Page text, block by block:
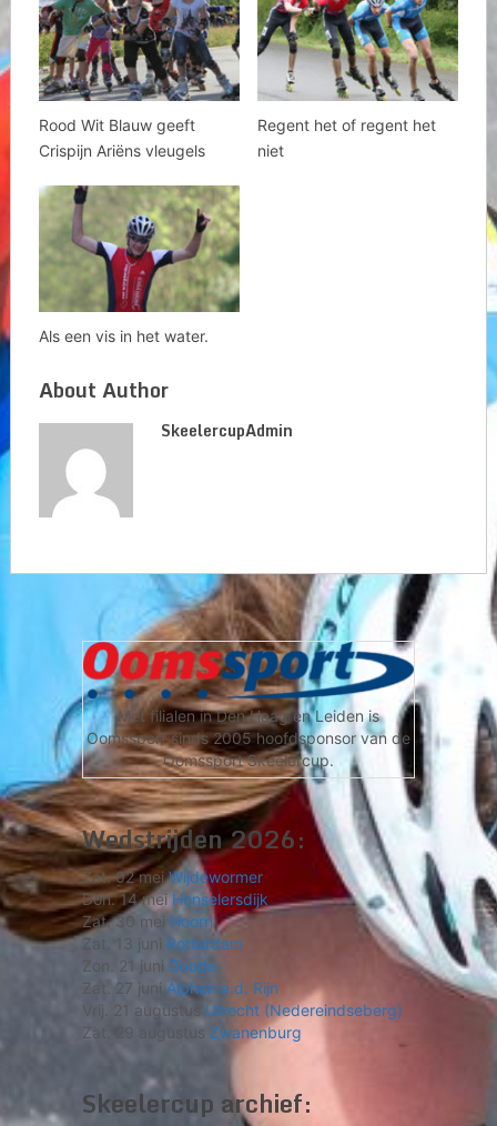
Rood Wit Blauw geeft
Crispijn Ariëns vleugels
Regent het of regent het
niet
Als een vis in het water.
About Author
SkeelercupAdmin
Met filialen in Den Haag en Leiden is
Oomssport sinds 2005 hoofdsponsor van de
Oomssport Skeelercup.
Wedstrijden 2026:
Zat. 02 meiWijdewormer
Don. 14 meiHonselersdijk
Zat. 30 mei Hoorn
Zat. 13 juni Rotterdam
Zon. 21 juni Gouda
Zat. 27 juni Alphen a.d. Rijn
Vrij. 21 augustus Utrecht (Nedereindseberg)
Zat. 29 augustus Zwanenburg
Skeelercup archief: